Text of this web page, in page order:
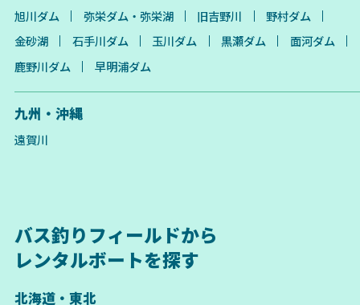
旭川ダム 弥栄ダム・弥栄湖 旧吉野川
野村ダム
金砂湖
石手川ダム 玉川ダム 黒瀬ダム
面河ダム
鹿野川ダム
早明浦ダム
九州・沖縄
遠賀川
バス釣りフィールドから
レンタルボートを探す
北海道・東北